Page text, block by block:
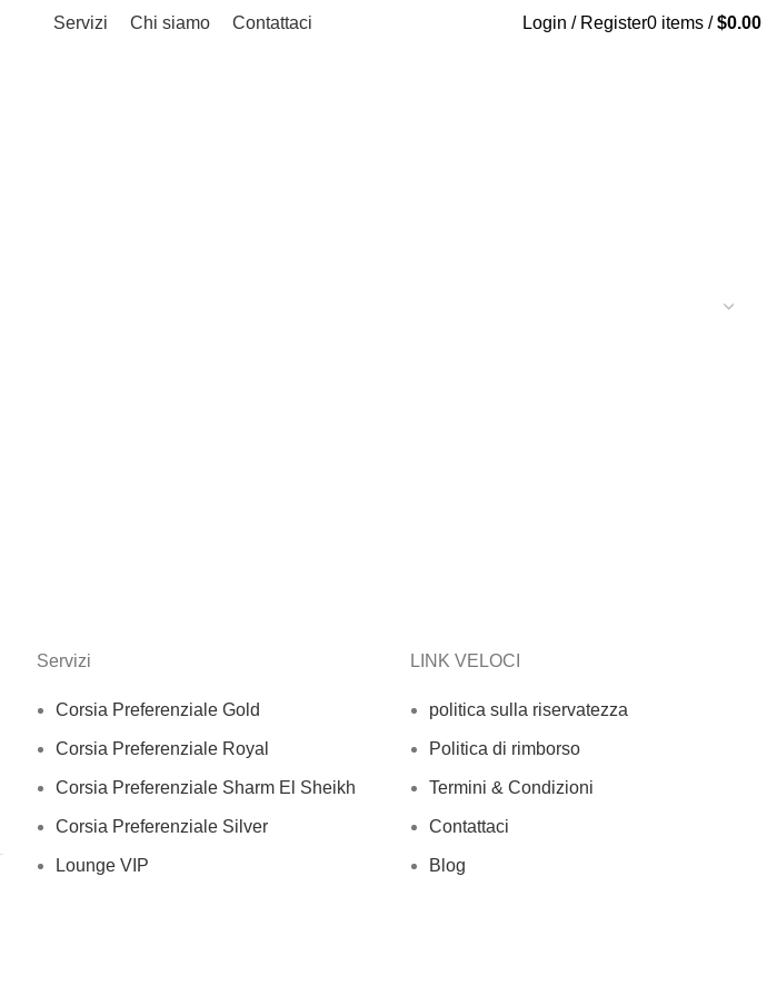
Servizi Chi siamo Contattaci Login / Register0 items / $0.00
Servizi
Corsia Preferenziale Gold
Corsia Preferenziale Royal
Corsia Preferenziale Sharm El Sheikh
Corsia Preferenziale Silver
Lounge VIP
LINK VELOCI
politica sulla riservatezza
Politica di rimborso
Termini & Condizioni
Contattaci
Blog